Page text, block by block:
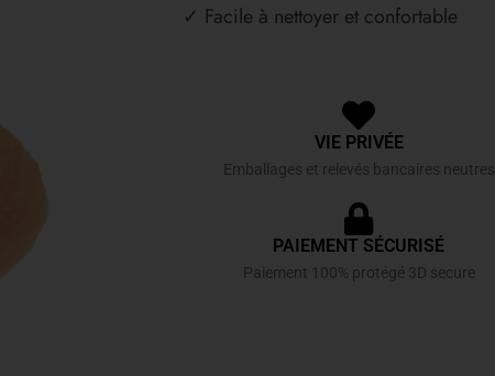
✓ Facile à nettoyer et confortable
VIE PRIVÉE
Emballages et relevés bancaires neutres
PAIEMENT SÉCURISÉ
Paiement 100% protégé 3D secure